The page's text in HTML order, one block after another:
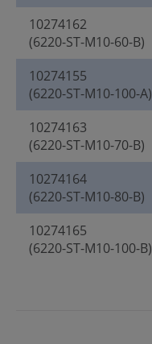
10274162
(6220-ST-M10-60-B)
10274155
(6220-ST-M10-100-A)
10274163
(6220-ST-M10-70-B)
10274164
(6220-ST-M10-80-B)
10274165
(6220-ST-M10-100-B)